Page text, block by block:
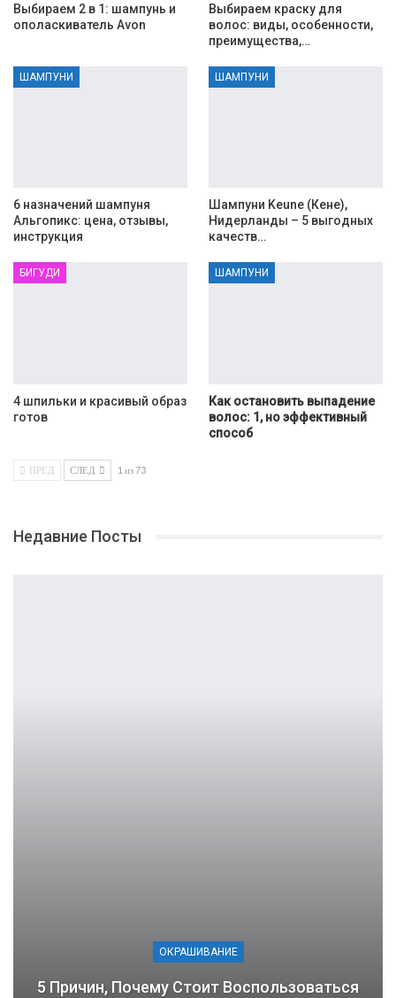
Выбираем 2 в 1: шампунь и
ополаскиватель Avon
Выбираем краску для
волос: виды, особенности,
преимущества,…
ШАМПУНИ
6 назначений шампуня
Альгопикс: цена, отзывы,
инструкция
ШАМПУНИ
Шампуни Keune (Кене),
Нидерланды – 5 выгодных
качеств…
БИГУДИ
4 шпильки и красивый образ
готов
ШАМПУНИ
Как остановить выпадение
волос: 1, но эффективный
способ
ПРЕД СЛЕД 1 из 73
Недавние Посты
ОКРАШИВАНИЕ
5 Причин, Почему Стоит Воспользоваться